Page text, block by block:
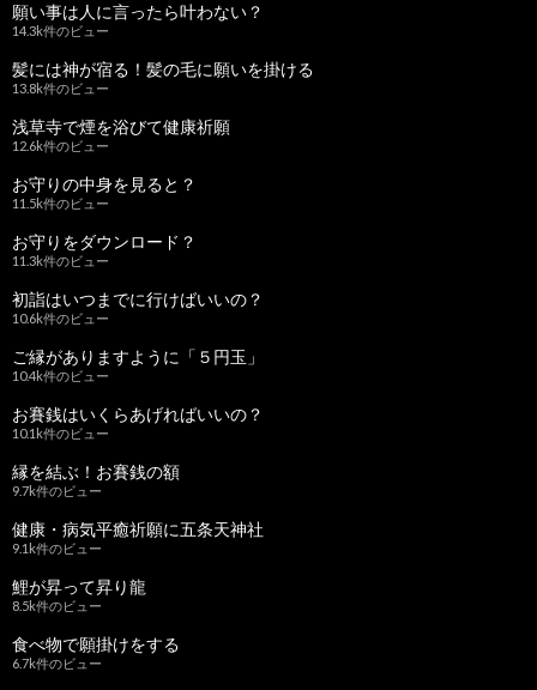
願い事は人に言ったら叶わない？
14.3k件のビュー
髪には神が宿る！髪の毛に願いを掛ける
13.8k件のビュー
浅草寺で煙を浴びて健康祈願
12.6k件のビュー
お守りの中身を見ると？
11.5k件のビュー
お守りをダウンロード？
11.3k件のビュー
初詣はいつまでに行けばいいの？
10.6k件のビュー
ご縁がありますように「５円玉」
10.4k件のビュー
お賽銭はいくらあげればいいの？
10.1k件のビュー
縁を結ぶ！お賽銭の額
9.7k件のビュー
健康・病気平癒祈願に五条天神社
9.1k件のビュー
鯉が昇って昇り龍
8.5k件のビュー
食べ物で願掛けをする
6.7k件のビュー